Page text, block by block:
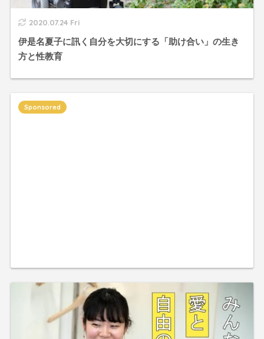
2020.07.24 Fri
伊是名夏子に訊く自分を大切にする「助け合い」の生き
方と性教育
Sponsored